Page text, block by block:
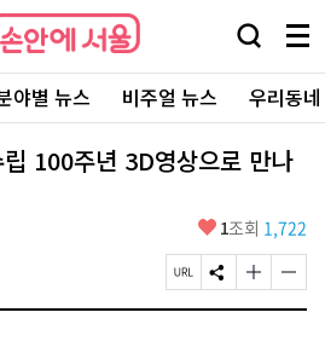
검
창
열
기
메
뉴
전
체
보
야별 뉴스 비주얼 뉴스 우리동
100주년 3D영상으로 만나
좋
요
1조회 1,722
페
이
S
N
글
자
글
자